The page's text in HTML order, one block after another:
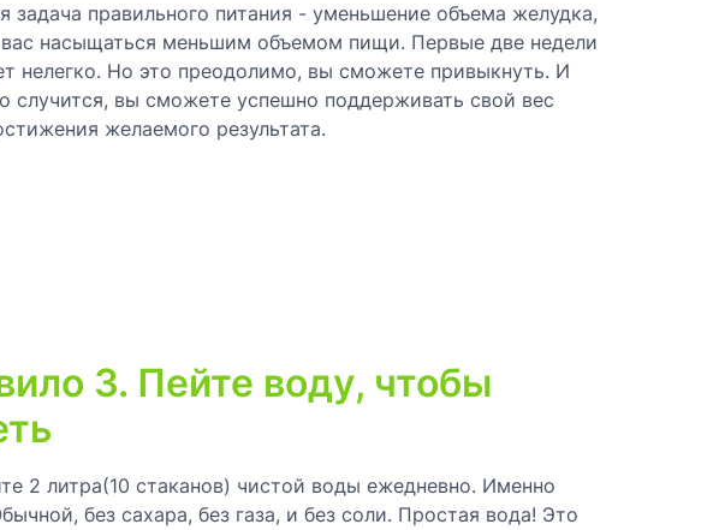
задача правильного питания - уменьшение объема желудка,
вас насыщаться меньшим объемом пищи. Первые две недели
нелегко. Но это преодолимо, вы сможете привыкнуть. И
случится, вы сможете успешно поддерживать свой вес
желаемого результата.
3. Пейте воду, чтобы
2 литра(10 стаканов) чистой воды ежедневно. Именно
без сахара, без газа, и без соли. Простая вода! Это